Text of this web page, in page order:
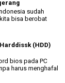
sudah
bisa berobat
(HDD)
bios pada PC
harus menghafal